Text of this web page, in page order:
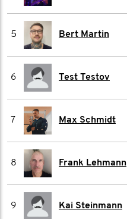
5 Bert Martin
6 Test Testov
7 Max Schmidt
8 Frank Lehmann
9 Kai Steinmann